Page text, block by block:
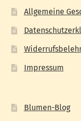
Allgemeine
Impressum
Blumen-Blog